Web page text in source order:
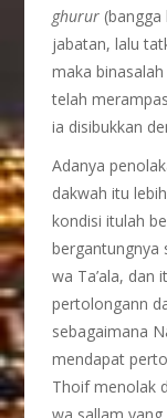
ghurur
jabatan, lalu
maka
telah
ia disibukkan
Adanya
dakwah itu
kondisi itulah
bergantungnya
wa Ta’ala, dan
pertolongann
sebagaimana
mendapat
Thoif menolak